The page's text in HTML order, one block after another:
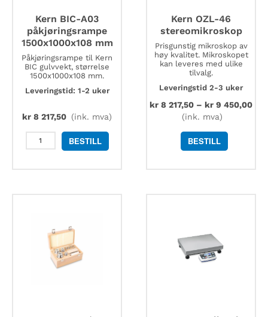
Kern BIC-A03
påkjøringsrampe
1500x1000x108 mm
Påkjøringsrampe til Kern
BIC gulvvekt, størrelse
1500x1000x108 mm.
Leveringstid: 1-2 uker
kr 8 217,50 (ink. mva)
Kern
BIC-
BESTILL
Kern OZL-46
stereomikroskop
Prisgunstig mikroskop av
høy kvalitet. Mikroskopet
kan leveres med ulike
tilvalg.
Leveringstid 2-3 uker
kr 8 217,50 – kr 9 450,00
(ink. mva)
BESTILL